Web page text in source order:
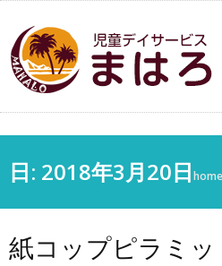
日: 2018年3月20日home
紙コップピラミ